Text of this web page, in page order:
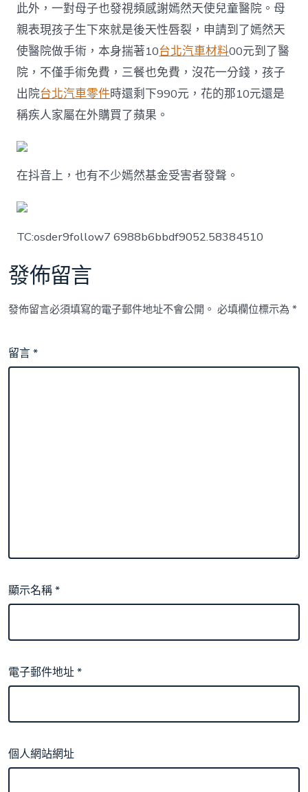
此外，一對母子也發視頻感謝嫣然天使兒童醫院。母
親表現孩子生下來就是後天性唇裂，申請到了嫣然天
使醫院做手術，本身揣著10台北汽車材料00元到了醫
院，不僅手術免費，三餐也免費，沒花一分錢，孩子
出院台北汽車零件時還剩下990元，花的那10元還是
稱疾人家屬在外購買了蘋果。
在抖音上，也有不少嫣然基金受害者發聲。
TC:osder9follow7 6988b6bbdf9052.58384510
發佈留言
發佈留言必須填寫的電子郵件地址不會公開。 必填欄位標示為*
留言*
顯示名稱*
電子郵件地址*
個人網站網址